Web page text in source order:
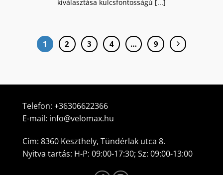
kiválasztása kulcsfontosságú [...]
1 2 3 4 … 9
Telefon: +36306622366
E-mail: info@velomax.hu
Cím: 8360 Keszthely, Tündérlak utca 8.
Nyitva tartás: H-P: 09:00-17:30; Sz: 09:00-13:00